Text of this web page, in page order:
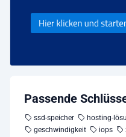
Passende
ssd-speicher hosting-
geschwindigkeit
iops